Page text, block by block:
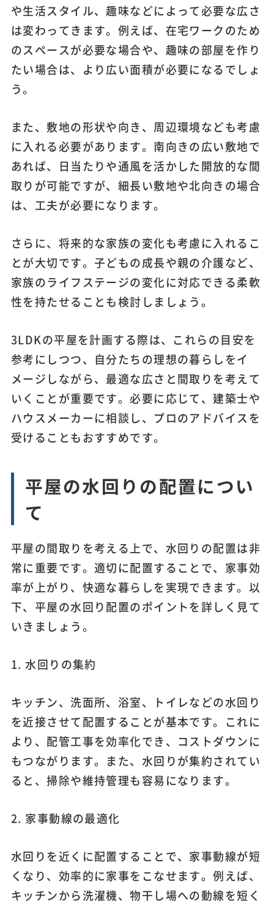
や生活スタイル、趣味などによって必要な広さ
は変わってきます。例えば、在宅ワークのため
のスペースが必要な場合や、趣味の部屋を作り
たい場合は、より広い面積が必要になるでしょ
う。
また、敷地の形状や向き、周辺環境なども考慮
に入れる必要があります。南向きの広い敷地で
あれば、日当たりや通風を活かした開放的な間
取りが可能ですが、細長い敷地や北向きの場合
は、工夫が必要になります。
さらに、将来的な家族の変化も考慮に入れるこ
とが大切です。子どもの成長や親の介護など、
家族のライフステージの変化に対応できる柔軟
性を持たせることも検討しましょう。
3LDKの平屋を計画する際は、これらの目安を
参考にしつつ、自分たちの理想の暮らしをイ
メージしながら、最適な広さと間取りを考えて
いくことが重要です。必要に応じて、建築士や
ハウスメーカーに相談し、プロのアドバイスを
受けることもおすすめです。
平屋の水回りの配置につい
て
平屋の間取りを考える上で、水回りの配置は非
常に重要です。適切に配置することで、家事効
率が上がり、快適な暮らしを実現できます。以
下、平屋の水回り配置のポイントを詳しく見て
いきましょう。
1. 水回りの集約
キッチン、洗面所、浴室、トイレなどの水回り
を近接させて配置することが基本です。これに
より、配管工事を効率化でき、コストダウンに
もつながります。また、水回りが集約されてい
ると、掃除や維持管理も容易になります。
2. 家事動線の最適化
水回りを近くに配置することで、家事動線が短
くなり、効率的に家事をこなせます。例えば、
キッチンから洗濯機、物干し場への動線を短く